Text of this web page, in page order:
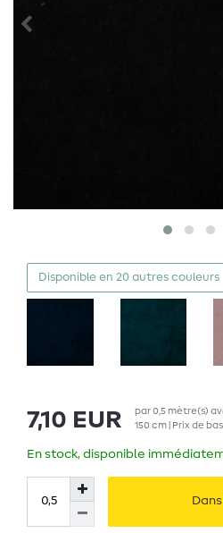
Disponible en 20 autres couleurs
7,10 EUR par0,5 mètre(s)
150 cm | Prix de
En stock, disponible